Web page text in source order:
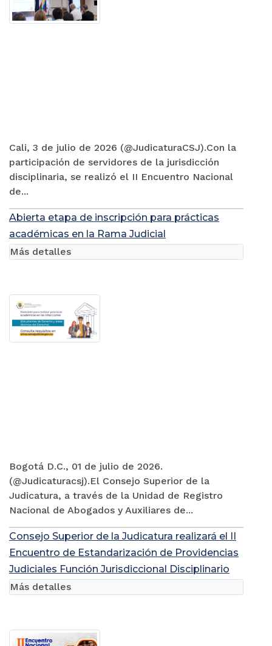
Cali, 3 de julio de 2026 (@JudicaturaCSJ).Con la
participación de servidores de la jurisdicción
disciplinaria, se realizó el II Encuentro Nacional
de...
Abierta etapa de inscripción para prácticas
académicas en la Rama Judicial
Bogotá D.C., 01 de julio de 2026.
(@Judicaturacsj).El Consejo Superior de la
Judicatura, a través de la Unidad de Registro
Nacional de Abogados y Auxiliares de...
Más detalles
Consejo Superior de la Judicatura realizará el II
Encuentro de Estandarización de Providencias
Judiciales Función Jurisdiccional Disciplinario
Más detalles